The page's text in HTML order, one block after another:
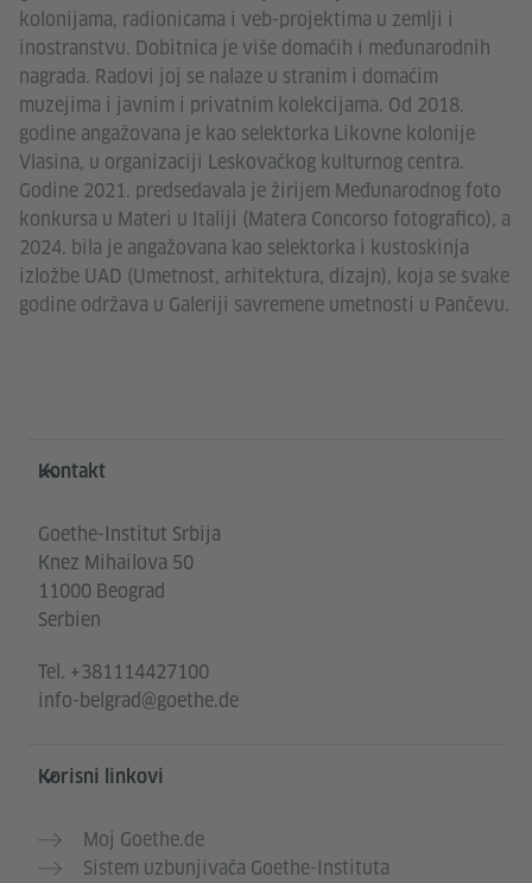
kolonijama, radionicama i veb-projektima u zemlji i
inostranstvu. Dobitnica je više domaćih i međunarodnih
nagrada. Radovi joj se nalaze u stranim i domaćim
muzejima i javnim i privatnim kolekcijama. Od 2018.
godine angažovana je kao selektorka Likovne kolonije
Vlasina, u organizaciji Leskovačkog kulturnog centra.
Godine 2021. predsedavala je žirijem Međunarodnog foto
konkursa u Materi u Italiji (Matera Concorso fotografico), a
2024. bila je angažovana kao selektorka i kustoskinja
izložbe UAD (Umetnost, arhitektura, dizajn), koja se svake
godine održava u Galeriji savremene umetnosti u Pančevu.
Service- und Informationsbereich
Kontakt
Goethe-Institut Srbija
Knez Mihailova 50
11000 Beograd
Serbien
Tel. +381114427100
info-belgrad@goethe.de
Korisni linkovi
Moj Goethe.de
Sistem uzbunjivača Goethe-Instituta